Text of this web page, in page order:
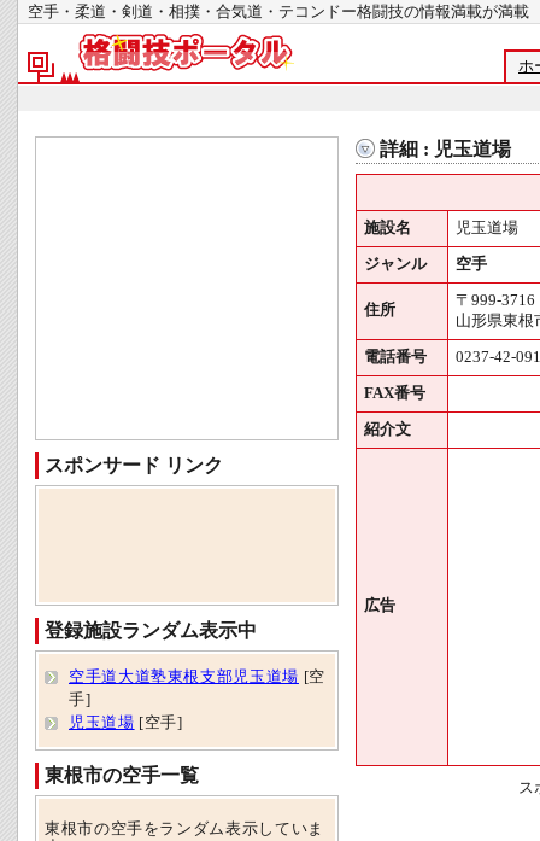
空手・柔道・剣道・相撲・合気道・テコンドー格闘技の情報満載が
ホ
詳細 : 児玉道場
施設名 児玉道場
ジャンル 空手
住所
〒999-3716
山形県東根
電話番号 0237-42-
FAX番号
紹介文
広告
ス
スポンサード リンク
登録施設ランダム表示中
空手道大道塾東根支部児玉道場 [空
手]
児玉道場 [空手]
東根市の空手一覧
東根市の空手をランダム表示していま